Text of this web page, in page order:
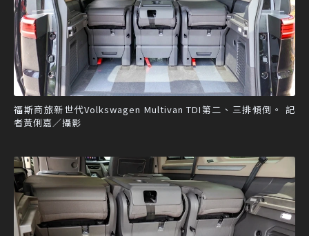
福斯商旅新世代Volkswagen Multivan TDI第二、三排傾倒。 記
者黃俐嘉／攝影